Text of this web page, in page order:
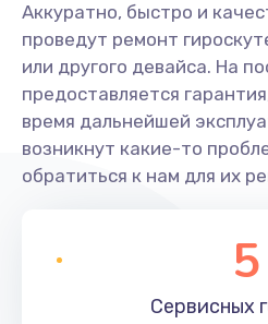
Аккуратно, быстро и
проведут ремонт
или другого девайса. На
предоставляется
время дальнейшей
возникнут какие-то
обратиться к нам для их
5
Сервисных